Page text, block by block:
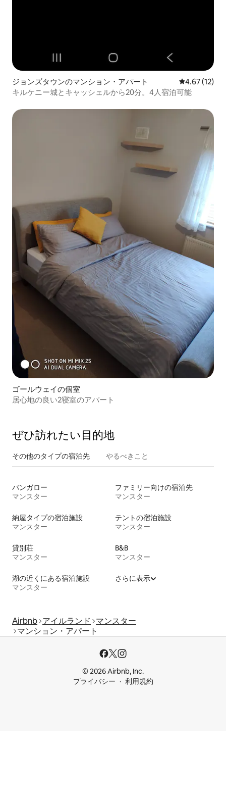
ジョンズタウンのマンション・アパート レビュー12
4.67 (12)
キルケニー城とキャッシェルから20分。4人宿泊可能
ゴールウェイの個室
居心地の良い2寝室のアパート
ぜひ訪⁠れ⁠た⁠い目⁠的⁠地
その他のタ⁠イ⁠プ⁠の宿⁠泊⁠先 やるべきこと
バンガロー
マンスター
ファミリー向けの宿泊先
マンスター
納屋タイプの宿泊施設
マンスター
テントの宿泊施設
マンスター
貸別荘
マンスター
B&B
マンスター
湖の近くにある宿泊施設
マンスター
さらに表示
Airbnb アイルランド
マンスター
マンション・アパート
© 2026 Airbnb, Inc.
プライバシー
利用規約